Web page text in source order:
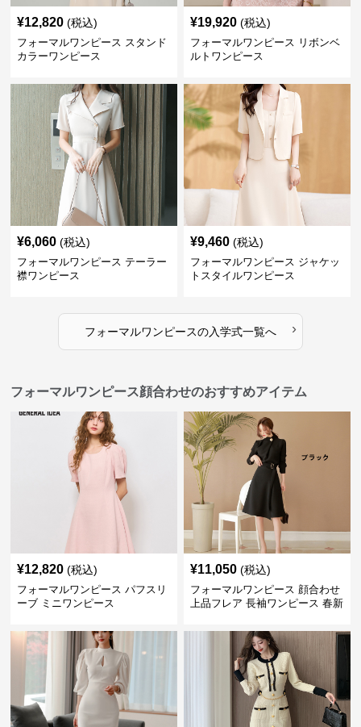
¥12,820 (税込)
フォーマルワンピース スタンド
カラーワンピース
¥19,920 (税込)
フォーマルワンピース リボンベ
ルトワンピース
¥6,060 (税込)
フォーマルワンピース テーラー
襟ワンピース
¥9,460 (税込)
フォーマルワンピース ジャケッ
トスタイルワンピース
フォーマルワンピースの入学式一覧へ ›
フォーマルワンピース顔合わせのおすすめアイテム
¥12,820 (税込)
フォーマルワンピース パフスリ
ーブ ミニワンピース
¥11,050 (税込)
フォーマルワンピース 顔合わせ
上品フレア 長袖ワンピース 春新